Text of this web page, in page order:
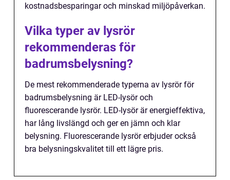
kostnadsbesparingar och minskad miljöpåverkan.
Vilka typer av lysrör
rekommenderas för
badrumsbelysning?
De mest rekommenderade typerna av lysrör för
badrumsbelysning är LED-lysör och
fluorescerande lysrör. LED-lysör är energieffektiva,
har lång livslängd och ger en jämn och klar
belysning. Fluorescerande lysrör erbjuder också
bra belysningskvalitet till ett lägre pris.